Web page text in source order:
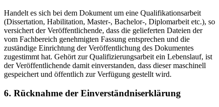
Handelt es sich bei dem Dokument um eine Qualifikationsarbeit
(Dissertation, Habilitation, Master-, Bachelor-, Diplomarbeit etc.), so
versichert der Veröffentlichende, dass die gelieferten Dateien der
vom Fachbereich genehmigten Fassung entsprechen und die
zuständige Einrichtung der Veröffentlichung des Dokumentes
zugestimmt hat. Gehört zur Qualifizierungsarbeit ein Lebenslauf, ist
der Veröffentlichende damit einverstanden, dass dieser maschinell
gespeichert und öffentlich zur Verfügung gestellt wird.
6. Rücknahme der Einverständniserklärung